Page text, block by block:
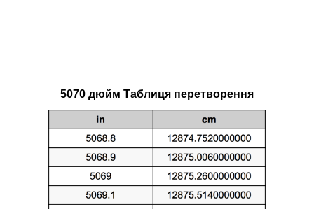
5070 дюйм Таблиця перетворення